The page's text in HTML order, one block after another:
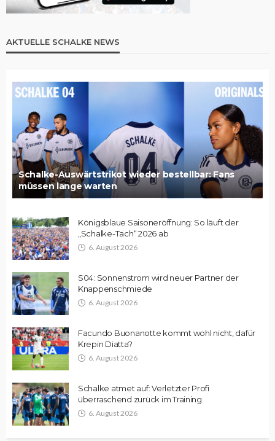
AKTUELLE SCHALKE NEWS
Schalke-Auswärtstrikot wieder bestellbar: Fans
müssen lange warten
Königsblaue Saisoneröffnung: So läuft der
„Schalke-Tach“ 2026 ab
6. August 2026
S04: Sonnenstrom wird neuer Partner der
Knappenschmiede
6. August 2026
Facundo Buonanotte kommt wohl nicht, dafür
Krepin Diatta?
6. August 2026
Schalke atmet auf: Verletzter Profi
überraschend zurück im Training
6. August 2026